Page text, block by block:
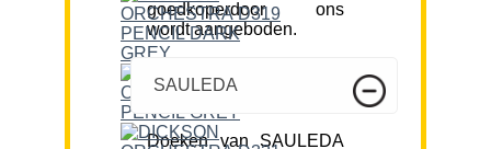
goedkoperdoor ons
wordt aangeboden.
SAULEDA
Doeken van SAULEDA